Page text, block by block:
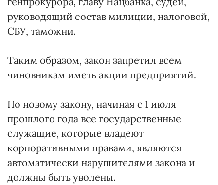
руководящий состав милиции, налоговой,
СБУ, таможни.
Таким образом, закон запретил всем
чиновникам иметь акции предприятий.
По новому закону, начиная с 1 июля
прошлого года все государственные
служащие, которые владеют
корпоративными правами, являются
автоматически нарушителями закона и
должны быть уволены.